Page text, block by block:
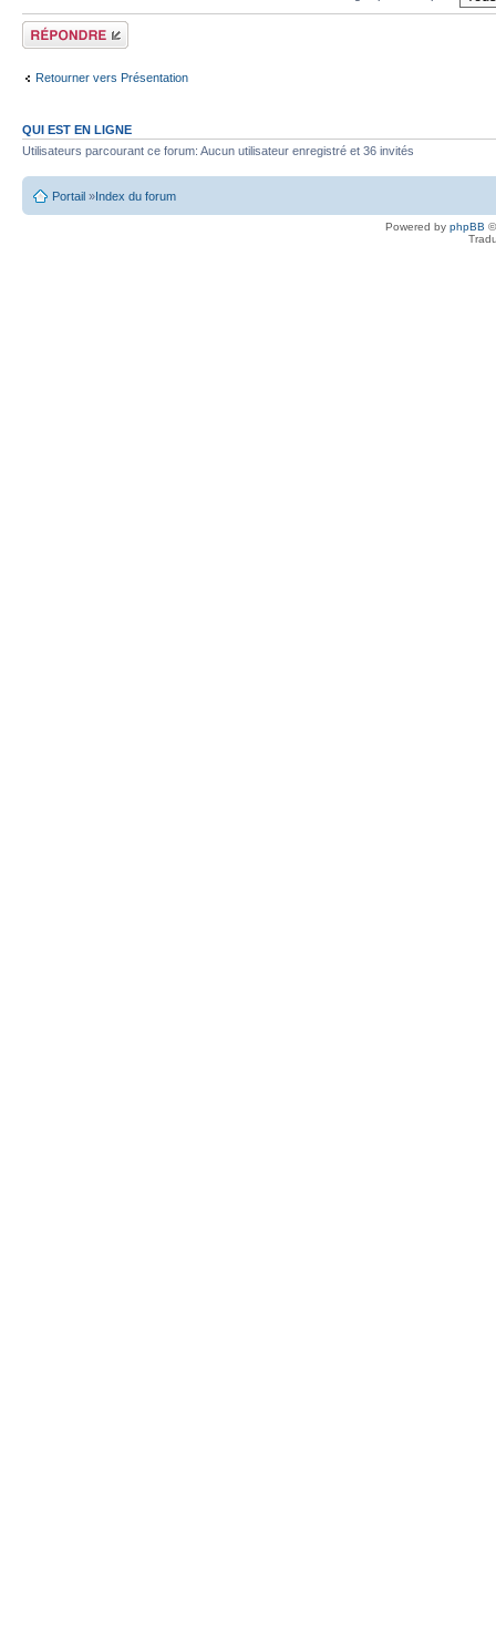
Écrire un
commentaire
Retourner vers Présentation
QUI EST EN LIGNE
Utilisateurs parcourant ce forum: Aucun utilisateur enregistré et 36 invités
Portail » Index du forum
Powered by phpBB